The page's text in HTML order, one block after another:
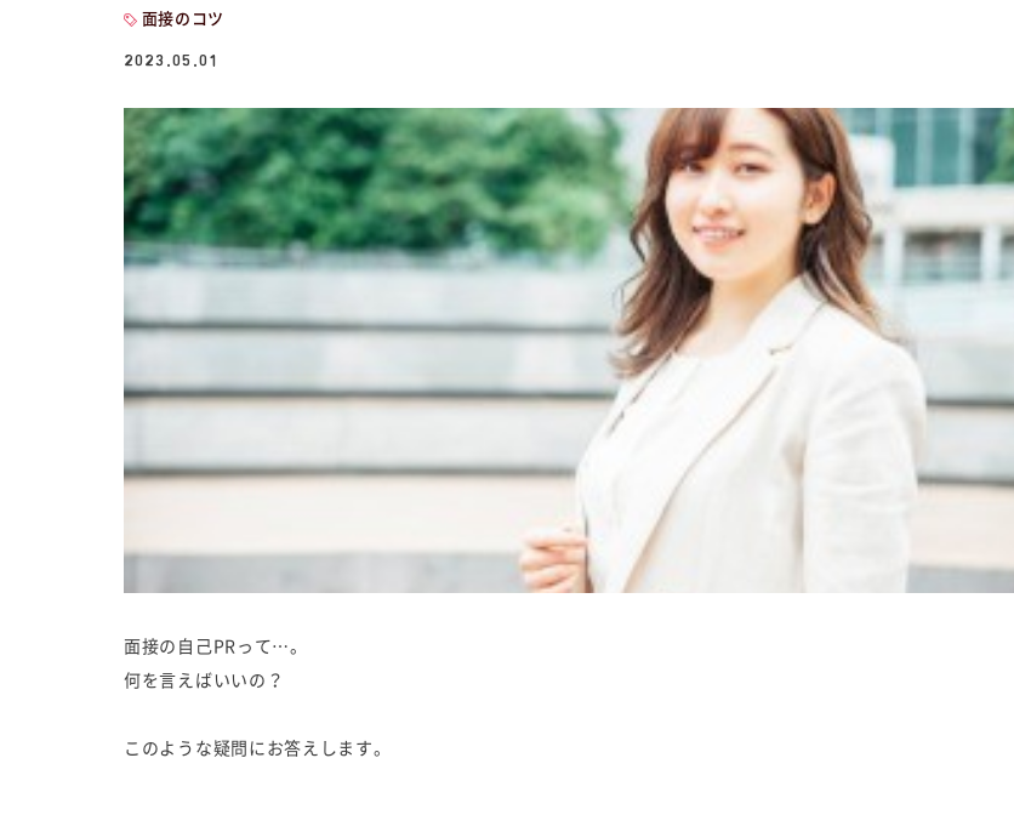
面接のコツ
2023.05.01
面接の自己PRって…。
何を言えばいいの？
このような疑問にお答えします。